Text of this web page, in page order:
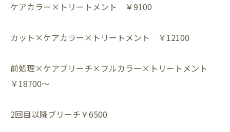
ケアカラー×トリートメント ￥9100⁡
カット×ケアカラー×トリートメント ￥12100⁡
前処理×ケアブリーチ×フルカラー×トリートメント
￥18700～⁡
2回目以降ブリーチ￥6500⁡